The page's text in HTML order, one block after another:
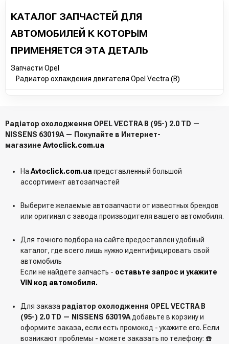
КАТАЛОГ ЗАПЧАСТЕЙ ДЛЯ
АВТОМОБИЛЕЙ К КОТОРЫМ
ПРИМЕНЯЕТСЯ ЭТА ДЕТАЛЬ
Запчасти Opel
Радиатор охлаждения двигателя Opel Vectra (B)
Радіатор охолодження OPEL VECTRA B (95-) 2.0 TD —
NISSENS 63019A — Покупайте в Интернет-
магазине Avtoclick.com.ua
На Avtoclick.com.ua представленный большой
ассортимент автозапчастей
Выберите желаемые автозапчасти от известных брендов
или оригинал с завода производителя вашего автомобиля.
Для точного подбора на сайте предоставлен удобный
каталог, где всего лишь нужно идентифицировать свой
автомобиль
Если не найдете запчасть - оставьте запрос и укажите
VIN код автомобиля.
Для заказа радіатор охолодження OPEL VECTRA B
(95-) 2.0 TD — NISSENS 63019Aдобавьте в корзину и
оформите заказа, если есть промокод - укажите его. Если
возникают проблемы - можете заказать по телефону: ☎️